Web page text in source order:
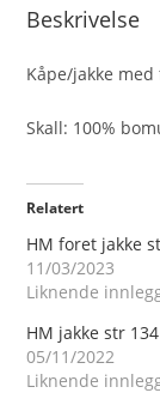
Beskrivelse
Kåpe/jakke
Skall: 100%
Relatert
HM foret jakke
11/03/2023
Liknende
HM jakke str 134
05/11/2022
Liknende